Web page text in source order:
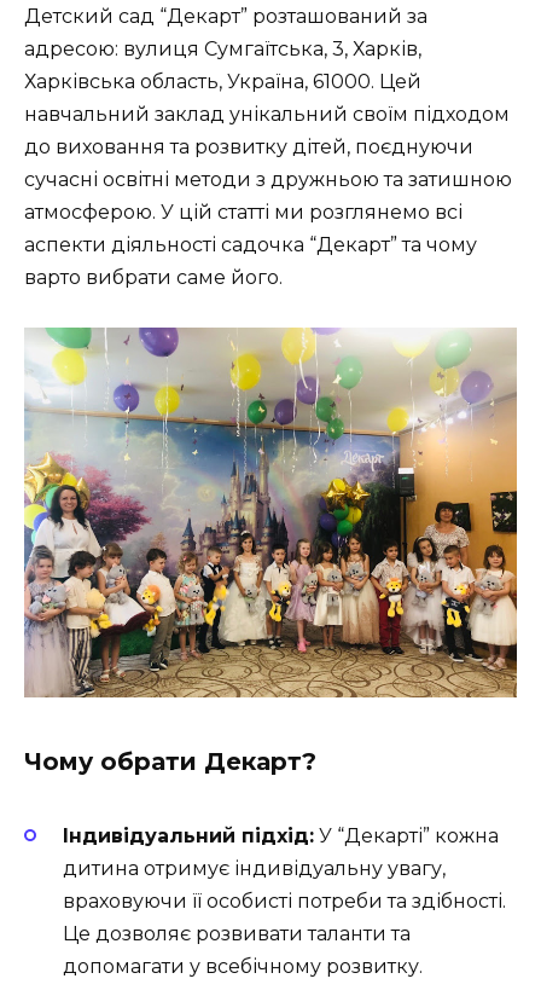
Детский сад “Декарт” розташований за
адресою: вулиця Сумгаїтська, 3, Харків,
Харківська область, Україна, 61000. Цей
навчальний заклад унікальний своїм підходом
до виховання та розвитку дітей, поєднуючи
сучасні освітні методи з дружньою та затишною
атмосферою. У цій статті ми розглянемо всі
аспекти діяльності садочка “Декарт” та чому
варто вибрати саме його.
Чому обрати Декарт?
Індивідуальний підхід: У “Декарті” кожна
дитина отримує індивідуальну увагу,
враховуючи її особисті потреби та здібності.
Це дозволяє розвивати таланти та
допомагати у всебічному розвитку.